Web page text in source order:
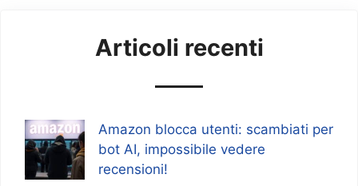
Articoli recenti
Amazon blocca utenti: scambiati per
bot AI, impossibile vedere
recensioni!